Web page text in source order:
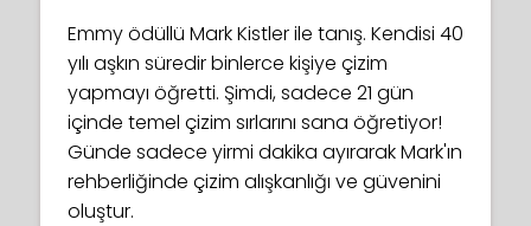
Emmy ödüllü Mark Kistler ile tanış. Kendisi 40
yılı aşkın süredir binlerce kişiye çizim
yapmayı öğretti. Şimdi, sadece 21 gün
içinde temel çizim sırlarını sana öğretiyor!
Günde sadece yirmi dakika ayırarak Mark'ın
rehberliğinde çizim alışkanlığı ve güvenini
oluştur.